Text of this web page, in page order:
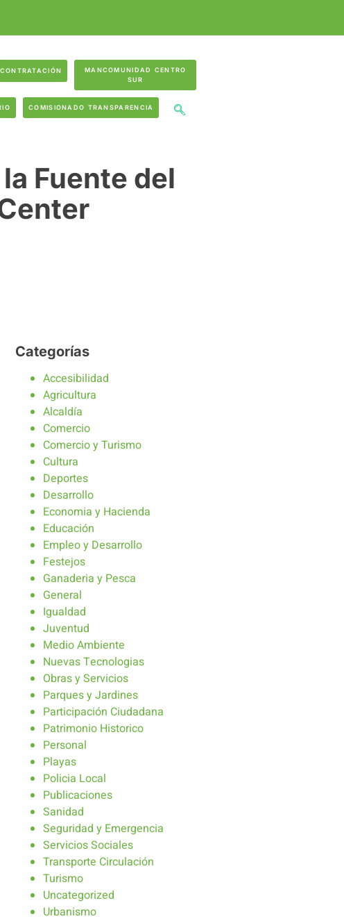
CONTRATACIÓN
MANCOMUNIDAD CENTRO
SUR
COMISIONADO TRANSPARENCIA
Fuente del
Categorías
Accesibilidad
Agricultura
Alcaldía
Comercio
Comercio y Turismo
Cultura
Deportes
Desarrollo
Economia y Hacienda
Educación
Empleo y Desarrollo
Festejos
Ganaderia y Pesca
General
Igualdad
Juventud
Medio Ambiente
Nuevas Tecnologias
Obras y Servicios
Parques y Jardines
Participación Ciudadana
Patrimonio Historico
Personal
Playas
Policia Local
Publicaciones
Sanidad
Seguridad y Emergencia
Servicios Sociales
Transporte Circulación
Turismo
Uncategorized
Urbanismo